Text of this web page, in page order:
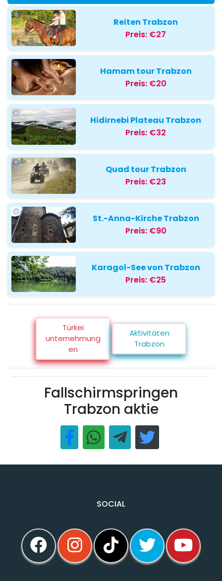
Reiten Trabzon
Preis: €27
Hamam tour Trabzon
Preis: €20
Hidirnebi Plateau Trabzon
Preis: €32
Quad tour Trabzon
Preis: €23
St.-Anna-Kirche Trabzon
Preis: €90
Karagol-See von Trabzon
Preis: €25
Türkei
unternehmung
en
Aktivitäten
Trabzon
Fallschirmspringen
Trabzon aktie
SOCIAL